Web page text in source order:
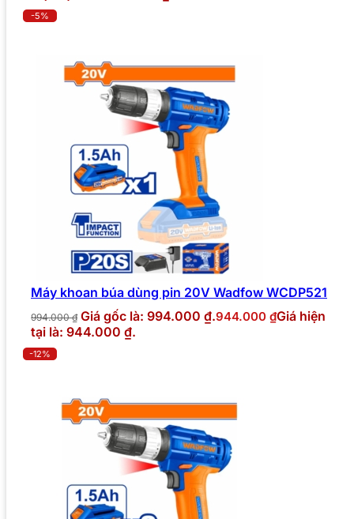
-5%
Máy khoan búa dùng pin 20V Wadfow WCDP521
994.000₫ Giá gốc là: 994.000 ₫.944.000 ₫Giá hiện
tại là: 944.000 ₫.
-12%